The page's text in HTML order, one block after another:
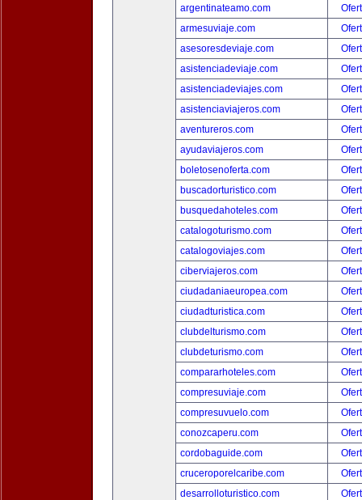
argentinateamo.com
armesuviaje.com
asesoresdeviaje.com
asistenciadeviaje.com
asistenciadeviajes.com
asistenciaviajeros.com
aventureros.com
ayudaviajeros.com
boletosenoferta.com
buscadorturistico.com
busquedahoteles.com
catalogoturismo.com
catalogoviajes.com
ciberviajeros.com
ciudadaniaeuropea.com
ciudadturistica.com
clubdelturismo.com
clubdeturismo.com
compararhoteles.com
compresuviaje.com
compresuvuelo.com
conozcaperu.com
cordobaguide.com
cruceroporelcaribe.com
desarrolloturistico.com